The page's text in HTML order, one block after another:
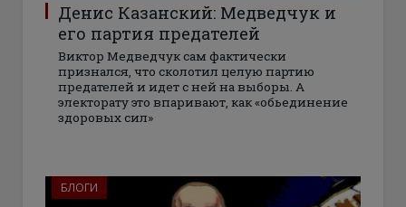
Денис Казанский: Медведчук и
его партия предателей
Виктор Медведчук сам фактически
признался, что сколотил целую партию
предателей и идет с ней на выборы. А
электорату это впаривают, как «обьединение
здоровых сил»
БЛОГИ